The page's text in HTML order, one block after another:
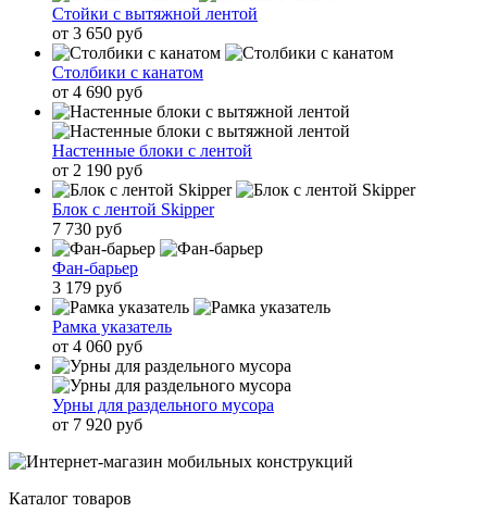
Стойки с вытяжной лентой
от 3 650 руб
Столбики с канатом
от 4 690 руб
Настенные блоки с лентой
от 2 190 руб
Блок с лентой Skipper
7 730 руб
Фан-барьер
3 179 руб
Рамка указатель
от 4 060 руб
Урны для раздельного мусора
от 7 920 руб
Каталог товаров